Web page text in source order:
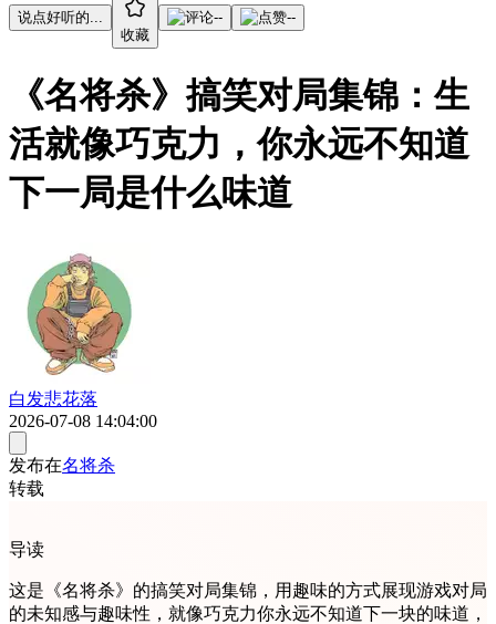
说点好听的...
收藏
-- --
《名将杀》搞笑对局集锦：生
活就像巧克力，你永远不知道
下一局是什么味道
白发悲花落
2026-07-08 14:04:00
发布在名将杀
转载
导读
这是《名将杀》的搞笑对局集锦，用趣味的方式展现游戏对局
的未知感与趣味性，就像巧克力你永远不知道下一块的味道，